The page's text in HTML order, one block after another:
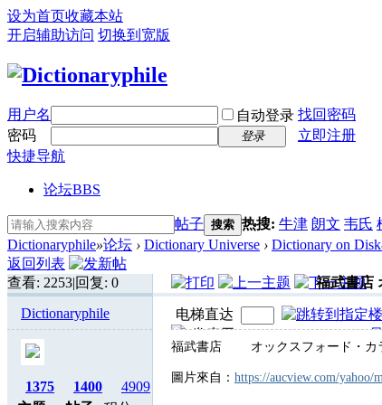
设为首页收藏本站
开启辅助访问 切换到宽版
用户名 自动登录 找回密码
密码
登录
立即注册
快捷导航
论坛BBS
帖子 搜索 热搜: 牛津 朗文 韦氏
Dictionaryphile»论坛 › Dictionary Universe › Dictionary on
返回列表
查看: 2253|回复: 0 福武書店
Dictionaryphile
1375
1400
4909
电梯直达
发表于 2022-11-24 23:39:14 |
福武書店 オックスフォード
圖片來自： https://aucview.com/yahoo/